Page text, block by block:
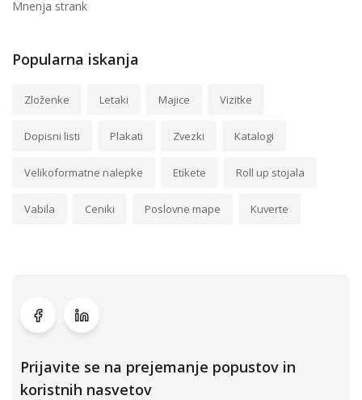
Mnenja strank
Popularna iskanja
Zloženke Letaki Majice Vizitke
Dopisni listi Plakati Zvezki Katalogi
Velikoformatne nalepke Etikete Roll up stojala
Vabila Ceniki Poslovne mape Kuverte
Prijavite se na prejemanje popustov in
koristnih nasvetov